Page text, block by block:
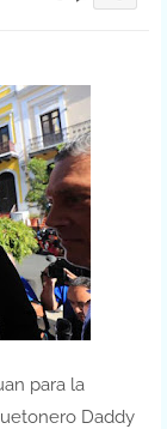
para la
Daddy